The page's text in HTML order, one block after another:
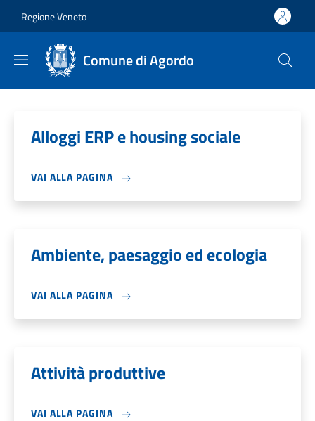
Regione Veneto
Comune di Agordo
Alloggi ERP e housing sociale
VAI ALLA PAGINA
Ambiente, paesaggio ed ecologia
VAI ALLA PAGINA
Attività produttive
VAI ALLA PAGINA